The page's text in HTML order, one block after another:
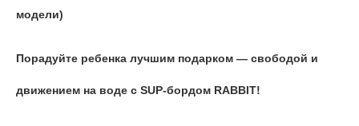
модели)
Порадуйте ребенка лучшим подарком — свободой и
движением на воде с SUP-бордом RABBIT!